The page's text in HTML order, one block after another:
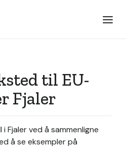
til EU-
Fjaler
Fjaler ved å sammenligne
å se eksempler på